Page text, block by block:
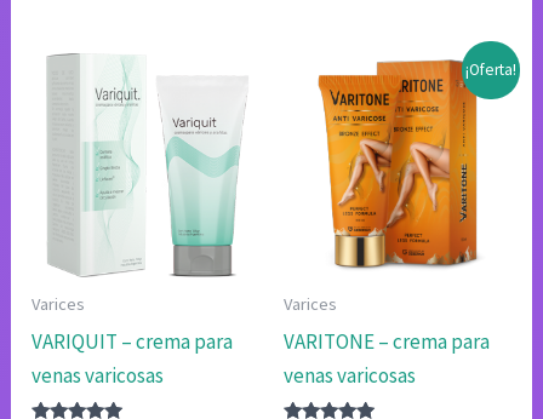
Varices
VARIQUIT – crema para
venas varicosas
¡Oferta!
Varices
VARITONE – crema para
venas varicosas